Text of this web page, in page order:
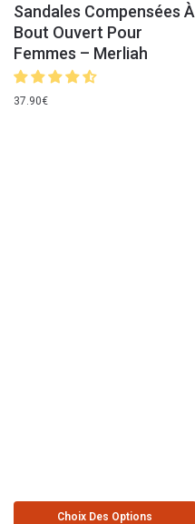
Sandales Compensées À
Bout Ouvert Pour
Femmes – Merliah
37.90€
Choix Des Options